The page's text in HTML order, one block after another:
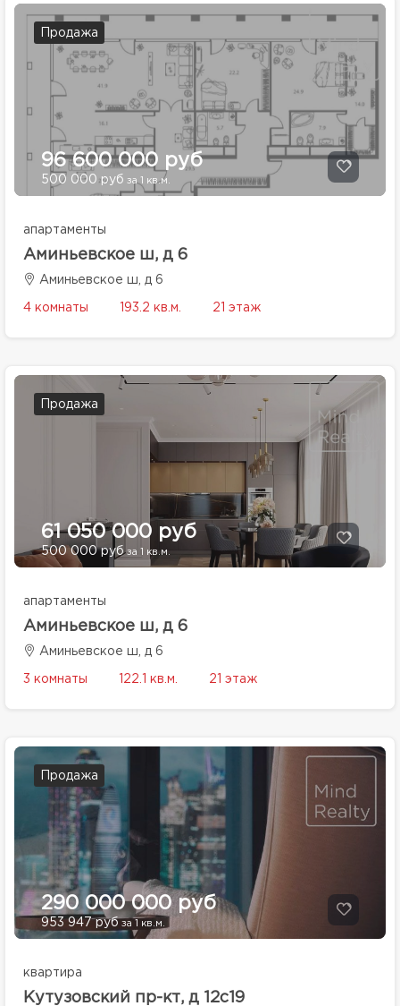
Продажа
96 600 000 руб
500 000 руб за 1 кв.м.
апартаменты
Аминьевское ш, д 6
Аминьевское ш, д 6
4 комнаты 193.2 кв.м. 21 этаж
Продажа
61 050 000 руб
500 000 рубза 1 кв.м.
апартаменты
Аминьевское ш, д 6
Аминьевское ш, д 6
3 комнаты 122.1 кв.м. 21 этаж
Продажа
290 000 000 руб
953 947 руб за 1 кв.м.
квартира
Кутузовский пр-кт, д 12с19